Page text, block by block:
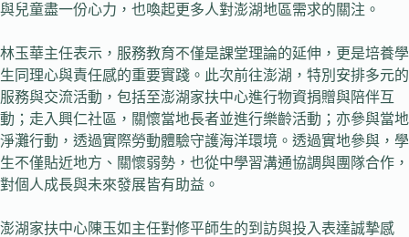
與兒童盡一份心力，也喚起更多人對澎湖地區需求的關注。
林玉華主任表示，服務教育不僅是課堂理論的延伸，更是培養學
生同理心與責任感的重要實踐。此次前往澎湖，特別安排多元的
服務與交流活動，包括至澎湖家扶中心進行物資捐贈與陪伴互
動；走入興仁社區，關懷當地長者並進行樂齡活動；亦參與當地
淨灘行動，透過實際勞動體驗守護海洋環境。透過實地參與，學
生不僅貼近地方、關懷弱勢，也從中學習溝通協調與團隊合作，
對個人成長與未來發展皆有助益。
澎湖家扶中心陳玉如主任對修平師生的到訪與投入表達誠摯感